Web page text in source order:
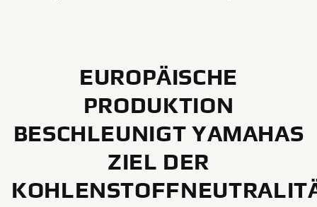
EUROPÄISCHE
PRODUKTION
BESCHLEUNIGT YAMAHAS
ZIEL DER